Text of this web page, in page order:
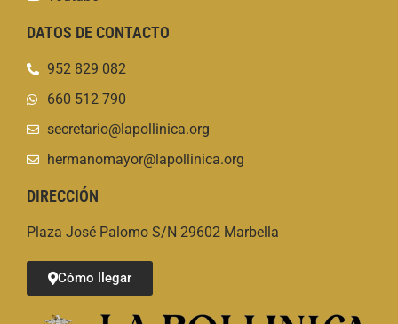
DATOS DE CONTACTO
952 829 082
660 512 790
secretario@lapollinica.org
hermanomayor@lapollinica.org
DIRECCIÓN
Plaza José Palomo S/N 29602 Marbella
Cómo llegar